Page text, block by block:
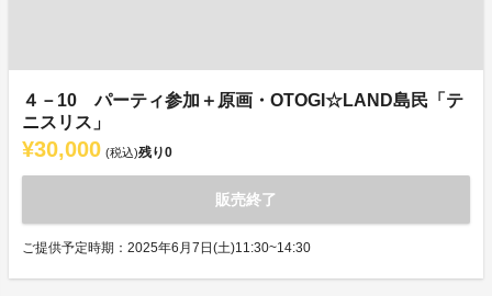
４－10 パーティ参加＋原画・OTOGI☆LAND島民「テ
ニスリス」
¥30,000 (税込)残り0
販売終了
ご提供予定時期：2025年6月7日(土)11:30~14:30